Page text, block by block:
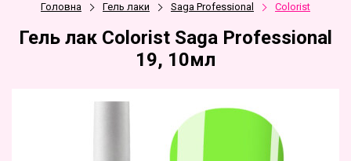
Головна Гель лаки Saga Professional Сolorist
Гель лак Colorist Saga Professional
19, 10мл